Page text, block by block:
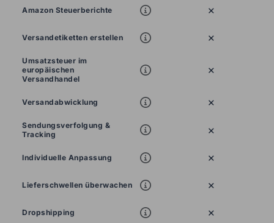
Amazon Steuerberichte ×
Versandetiketten erstellen ×
Umsatzsteuer im
europäischen
Versandhandel
×
Versandabwicklung ×
Sendungsverfolgung &
Tracking
×
Individuelle Anpassung ×
Lieferschwellen überwachen ×
Dropshipping ×